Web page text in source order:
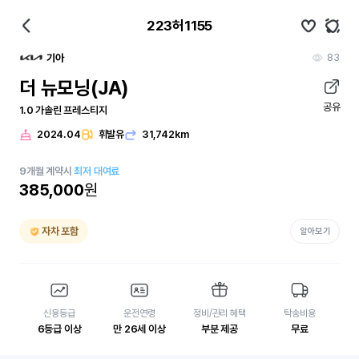
223허1155
기아 83
더 뉴모닝(JA)
1.0 가솔린 프레스티지 공유
2024.04 휘발유 31,742km
9개월 계약시최저 대여료
385,000원
자차 포함 알아보기
신용등급
6등급 이상
운전연령
만 26세 이상
정비/관리 혜택
부분 제공
탁송비용
무료